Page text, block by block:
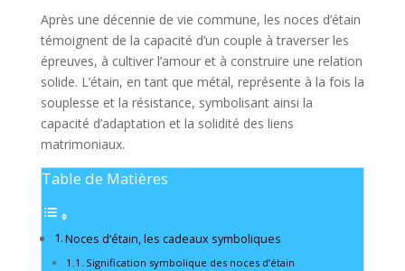
Après une décennie de vie commune, les noces d’étain
témoignent de la capacité d’un couple à traverser les
épreuves, à cultiver l’amour et à construire une relation
solide. L’étain, en tant que métal, représente à la fois la
souplesse et la résistance, symbolisant ainsi la
capacité d’adaptation et la solidité des liens
matrimoniaux.
Table de Matières
Noces d’étain, les cadeaux symboliques
Signification symbolique des noces d’étain